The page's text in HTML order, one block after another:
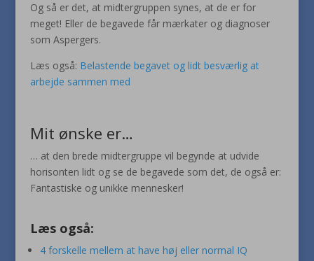
Og så er det, at midtergruppen synes, at de er for
meget! Eller de begavede får mærkater og diagnoser
som Aspergers.
Læs også: Belastende begavet og lidt besværlig at
arbejde sammen med
Mit ønske er…
… at den brede midtergruppe vil begynde at udvide
horisonten lidt og se de begavede som det, de også er:
Fantastiske og unikke mennesker!
Læs også:
4 forskelle mellem at have høj eller normal IQ